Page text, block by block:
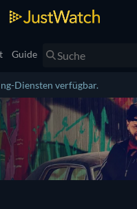
Guide
Diensten verfügbar.